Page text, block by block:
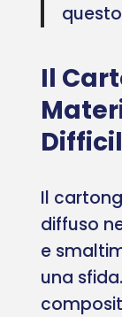
Il
Il
diffuso
e
una